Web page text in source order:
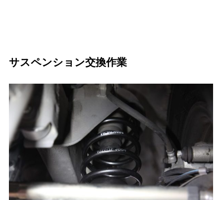
サスペンション交換作業